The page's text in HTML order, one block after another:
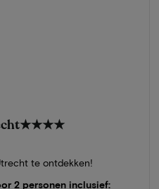
★★★★
te ontdekken!
2 personen inclusief: